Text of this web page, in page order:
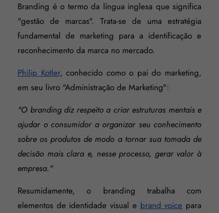
Branding é o termo da língua inglesa que significa
"gestão de marcas". Trata-se de uma estratégia
fundamental de marketing para a identificação e
reconhecimento da marca no mercado.
Philip Kotler, conhecido como o pai do marketing,
em seu livro "Administração de Marketing":
"O branding diz respeito a criar estruturas mentais e
ajudar o consumidor a organizar seu conhecimento
sobre os produtos de modo a tornar sua tomada de
decisão mais clara e, nesse processo, gerar valor à
empresa."
Resumidamente, o branding trabalha com
elementos de identidade visual e brand voice para